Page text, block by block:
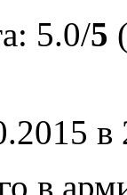
5.0/5
в
в